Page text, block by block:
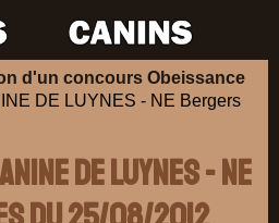
d'un concours Obeissance
DE LUYNES - NE Bergers
DE LUYNES - NE